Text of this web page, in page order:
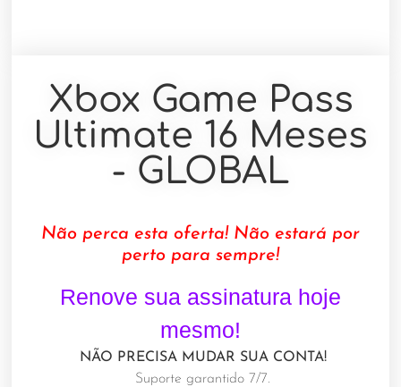
Xbox Game Pass
Ultimate 16 Meses
- GLOBAL
Não perca esta oferta! Não estará por
perto para sempre!
Renove sua assinatura hoje
mesmo!
NÃO PRECISA MUDAR SUA CONTA!
Suporte garantido 7/7.